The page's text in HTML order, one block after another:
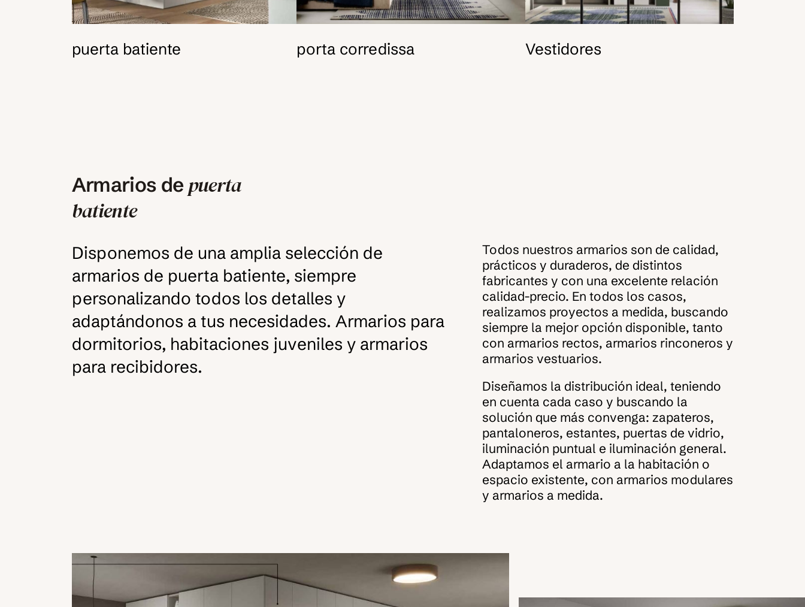
puerta batiente porta corredissa Vestidores
Armarios depuerta
batiente
Disponemos de una amplia selección de
armarios de puerta batiente, siempre
personalizando todos los detalles y
adaptándonos a tus necesidades. Armarios para
dormitorios, habitaciones juveniles y armarios
para recibidores.
Todos nuestros armarios son de calidad,
prácticos y duraderos, de distintos
fabricantes y con una excelente relación
calidad-precio. En todos los casos,
realizamos proyectos a medida, buscando
siempre la mejor opción disponible, tanto
con armarios rectos, armarios rinconeros y
armarios vestuarios.
Diseñamos la distribución ideal, teniendo
en cuenta cada caso y buscando la
solución que más convenga: zapateros,
pantaloneros, estantes, puertas de vidrio,
iluminación puntual e iluminación general.
Adaptamos el armario a la habitación o
espacio existente, con armarios modulares
y armarios a medida.